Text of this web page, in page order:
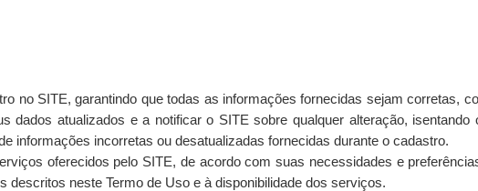
no SITE, garantindo que todas as informações fornecidas sejam corretas,
atualizados e a notificar o SITE sobre qualquer alteração, isentando
informações incorretas ou desatualizadas fornecidas durante o cadastro.
oferecidos pelo SITE, de acordo com suas necessidades e
neste Termo de Uso e à disponibilidade dos serviços.